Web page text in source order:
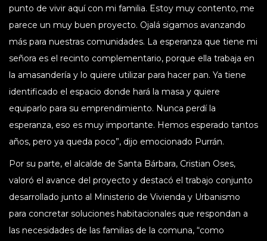
punto de vivir aquí con mi familia. Estoy muy contento, me
parece un muy buen proyecto. Ojalá sigamos avanzando
más para nuestras comunidades. La esperanza que tiene mi
señora es el recinto complementario, porque ella trabaja en
la amasandería y lo quiere utilizar para hacer pan. Ya tiene
identificado el espacio donde hará la masa y quiere
equiparlo para su emprendimiento. Nunca perdí la
esperanza, eso es muy importante. Hemos esperado tantos
años, pero ya queda poco”, dijo emocionado Purrán.
Por su parte, el alcalde de Santa Bárbara, Cristian Oses,
valoró el avance del proyecto y destacó el trabajo conjunto
desarrollado junto al Ministerio de Vivienda y Urbanismo
para concretar soluciones habitacionales que respondan a
las necesidades de las familias de la comuna, “como